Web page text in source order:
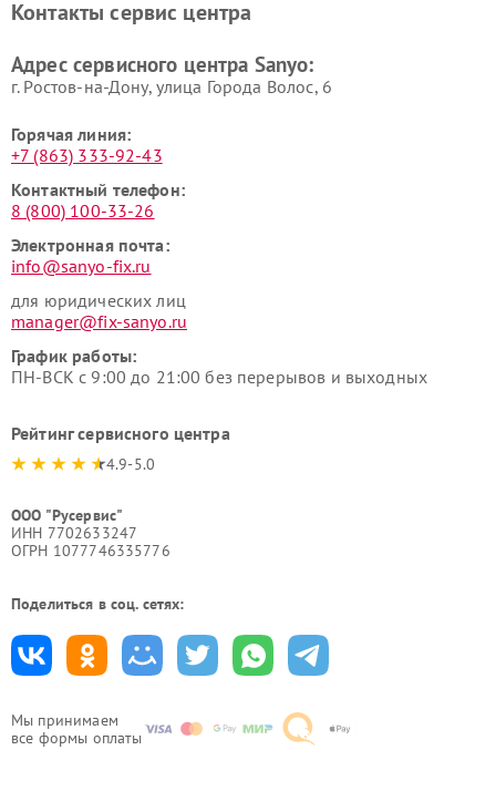
Мы принимаем
все формы оплаты
Контакты сервис центра
Адрес сервисного центра Sanyo:
г. Ростов-на-Дону, улица Города Волос, 6
Горячая линия:
+7 (863) 333-92-43
Контактный телефон:
8 (800) 100-33-26
Электронная почта:
info@sanyo-fix.ru
для юридических лиц
manager@fix-sanyo.ru
График работы:
ПН-ВСК с 9:00 до 21:00 без перерывов и выходных
Рейтинг сервисного центра
4.9-5.0
ООО "Русервис"
ИНН 7702633247
ОГРН 1077746335776
Поделиться в соц. сетях: